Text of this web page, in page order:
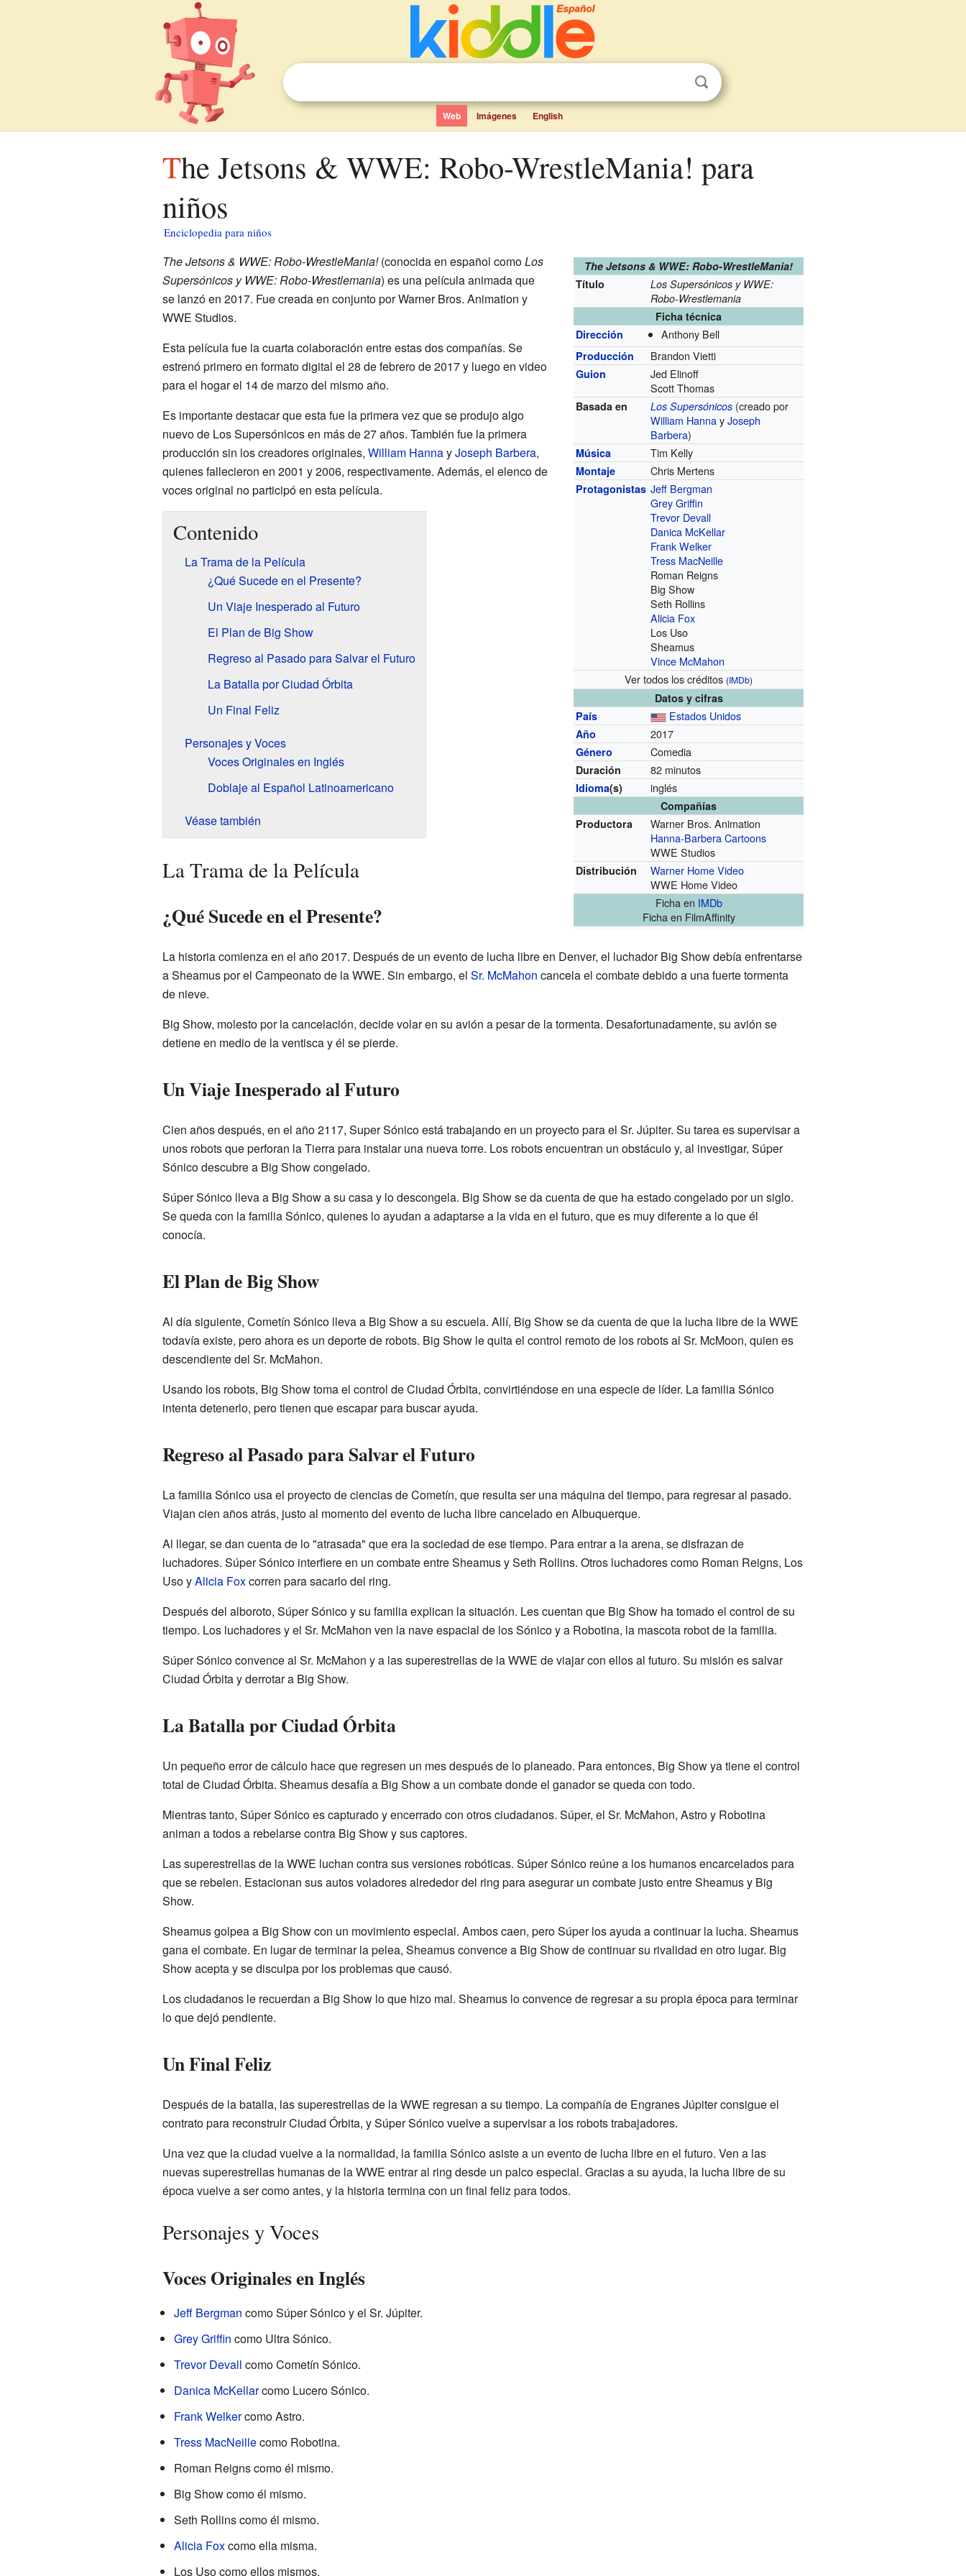
Web Imágenes English
The Jetsons & WWE: Robo-WrestleMania! para
niños
Enciclopedia para niños
The Jetsons & WWE: Robo-WrestleMania!
Título
Los Supersónicos y WWE:
Robo-Wrestlemania
Ficha técnica
Dirección
Anthony Bell
Producción Brandon Vietti
Guion
Jed Elinoff
Scott Thomas
Basada en Los Supersónicos (creado por
William HannayJoseph
Barbera)
Música Tim Kelly
Montaje Chris Mertens
Protagonistas Jeff Bergman
Grey Griffin
Trevor Devall
Danica McKellar
Frank Welker
Tress MacNeille
Roman Reigns
Big Show
Seth Rollins
Alicia Fox
Los Uso
Sheamus
Vince McMahon
Ver todos los créditos (IMDb)
Datos y cifras
País
Estados Unidos
Año 2017
Género Comedia
Duración 82 minutos
Idioma(s) inglés
Compañías
Productora
Warner Bros. Animation
Hanna-Barbera Cartoons
WWE Studios
Distribución
Warner Home Video
WWE Home Video
Ficha en IMDb
Ficha en FilmAffinity
The Jetsons & WWE: Robo-WrestleMania!(conocida en español comoLos
Supersónicos y WWE: Robo-Wrestlemania) es una película animada que
se lanzó en 2017. Fue creada en conjunto por Warner Bros. Animation y
WWE Studios.
Esta película fue la cuarta colaboración entre estas dos compañías. Se
estrenó primero en formato digital el 28 de febrero de 2017 y luego en video
para el hogar el 14 de marzo del mismo año.
Es importante destacar que esta fue la primera vez que se produjo algo
nuevo de Los Supersónicos en más de 27 años. También fue la primera
producción sin los creadores originales, William HannayJoseph Barbera,
quienes fallecieron en 2001 y 2006, respectivamente. Además, el elenco de
voces original no participó en esta película.
Contenido
La Trama de la Película
¿Qué Sucede en el Presente?
Un Viaje Inesperado al Futuro
El Plan de Big Show
Regreso al Pasado para Salvar el Futuro
La Batalla por Ciudad Órbita
Un Final Feliz
Personajes y Voces
Voces Originales en Inglés
Doblaje al Español Latinoamericano
Véase también
La Trama de la Película
¿Qué Sucede en el Presente?
La historia comienza en el año 2017. Después de un evento de lucha libre en Denver, el luchador Big Show debía enfrentarse
a Sheamus por el Campeonato de la WWE. Sin embargo, el Sr. McMahon cancela el combate debido a una fuerte tormenta
de nieve.
Big Show, molesto por la cancelación, decide volar en su avión a pesar de la tormenta. Desafortunadamente, su avión se
detiene en medio de la ventisca y él se pierde.
Un Viaje Inesperado al Futuro
Cien años después, en el año 2117, Super Sónico está trabajando en un proyecto para el Sr. Júpiter. Su tarea es supervisar a
unos robots que perforan la Tierra para instalar una nueva torre. Los robots encuentran un obstáculo y, al investigar, Súper
Sónico descubre a Big Show congelado.
Súper Sónico lleva a Big Show a su casa y lo descongela. Big Show se da cuenta de que ha estado congelado por un siglo.
Se queda con la familia Sónico, quienes lo ayudan a adaptarse a la vida en el futuro, que es muy diferente a lo que él
conocía.
El Plan de Big Show
Al día siguiente, Cometín Sónico lleva a Big Show a su escuela. Allí, Big Show se da cuenta de que la lucha libre de la WWE
todavía existe, pero ahora es un deporte de robots. Big Show le quita el control remoto de los robots al Sr. McMoon, quien es
descendiente del Sr. McMahon.
Usando los robots, Big Show toma el control de Ciudad Órbita, convirtiéndose en una especie de líder. La familia Sónico
intenta detenerlo, pero tienen que escapar para buscar ayuda.
Regreso al Pasado para Salvar el Futuro
La familia Sónico usa el proyecto de ciencias de Cometín, que resulta ser una máquina del tiempo, para regresar al pasado.
Viajan cien años atrás, justo al momento del evento de lucha libre cancelado en Albuquerque.
Al llegar, se dan cuenta de lo "atrasada" que era la sociedad de ese tiempo. Para entrar a la arena, se disfrazan de
luchadores. Súper Sónico interfiere en un combate entre Sheamus y Seth Rollins. Otros luchadores como Roman Reigns, Los
Uso yAlicia Foxcorren para sacarlo del ring.
Después del alboroto, Súper Sónico y su familia explican la situación. Les cuentan que Big Show ha tomado el control de su
tiempo. Los luchadores y el Sr. McMahon ven la nave espacial de los Sónico y a Robotina, la mascota robot de la familia.
Súper Sónico convence al Sr. McMahon y a las superestrellas de la WWE de viajar con ellos al futuro. Su misión es salvar
Ciudad Órbita y derrotar a Big Show.
La Batalla por Ciudad Órbita
Un pequeño error de cálculo hace que regresen un mes después de lo planeado. Para entonces, Big Show ya tiene el control
total de Ciudad Órbita. Sheamus desafía a Big Show a un combate donde el ganador se queda con todo.
Mientras tanto, Súper Sónico es capturado y encerrado con otros ciudadanos. Súper, el Sr. McMahon, Astro y Robotina
animan a todos a rebelarse contra Big Show y sus captores.
Las superestrellas de la WWE luchan contra sus versiones robóticas. Súper Sónico reúne a los humanos encarcelados para
que se rebelen. Estacionan sus autos voladores alrededor del ring para asegurar un combate justo entre Sheamus y Big
Show.
Sheamus golpea a Big Show con un movimiento especial. Ambos caen, pero Súper los ayuda a continuar la lucha. Sheamus
gana el combate. En lugar de terminar la pelea, Sheamus convence a Big Show de continuar su rivalidad en otro lugar. Big
Show acepta y se disculpa por los problemas que causó.
Los ciudadanos le recuerdan a Big Show lo que hizo mal. Sheamus lo convence de regresar a su propia época para terminar
lo que dejó pendiente.
Un Final Feliz
Después de la batalla, las superestrellas de la WWE regresan a su tiempo. La compañía de Engranes Júpiter consigue el
contrato para reconstruir Ciudad Órbita, y Súper Sónico vuelve a supervisar a los robots trabajadores.
Una vez que la ciudad vuelve a la normalidad, la familia Sónico asiste a un evento de lucha libre en el futuro. Ven a las
nuevas superestrellas humanas de la WWE entrar al ring desde un palco especial. Gracias a su ayuda, la lucha libre de su
época vuelve a ser como antes, y la historia termina con un final feliz para todos.
Personajes y Voces
Voces Originales en Inglés
Jeff Bergman como Súper Sónico y el Sr. Júpiter.
Grey Griffin como Ultra Sónico.
Trevor Devall como Cometín Sónico.
Danica McKellarcomo Lucero Sónico.
Frank Welkercomo Astro.
Tress MacNeillecomo Robotina.
Roman Reigns como él mismo.
Big Show como él mismo.
Seth Rollins como él mismo.
Alicia Foxcomo ella misma.
Los Uso como ellos mismos.